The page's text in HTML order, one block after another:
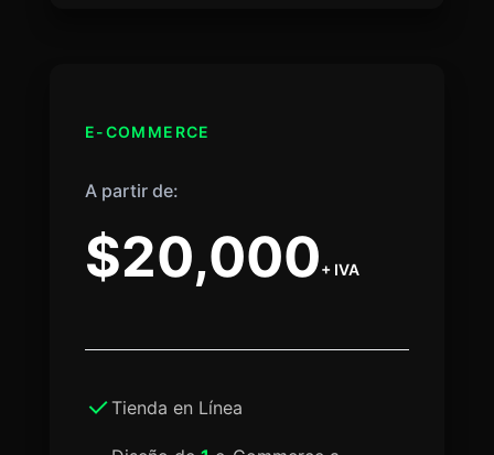
E-COMMERCE
A partir de:
$20,000+ IVA
Tienda en Línea